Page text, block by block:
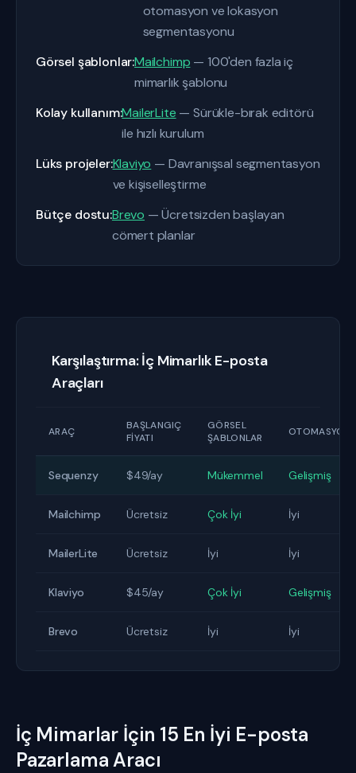
otomasyon ve lokasyon
segmentasyonu
Görsel şablonlar:Mailchimp — 100'den fazla iç
mimarlık şablonu
Kolay kullanım:MailerLite — Sürükle-bırak editörü
ile hızlı kurulum
Lüks projeler:Klaviyo — Davranışsal segmentasyon
ve kişiselleştirme
Bütçe dostu:Brevo — Ücretsizden başlayan
cömert planlar
Karşılaştırma: İç Mimarlık E-posta
Araçları
ARAÇ
BAŞLANGIÇ
FIYATI
GÖRSEL
ŞABLONLAR
OTOMASYON
Sequenzy $49/ay Mükemmel Gelişmiş
Mailchimp Ücretsiz Çok İyi İyi
MailerLite Ücretsiz İyi İyi
Klaviyo $45/ay Çok İyi Gelişmiş
Brevo Ücretsiz İyi İyi
İç Mimarlar İçin 15 En İyi E-posta
Pazarlama Aracı